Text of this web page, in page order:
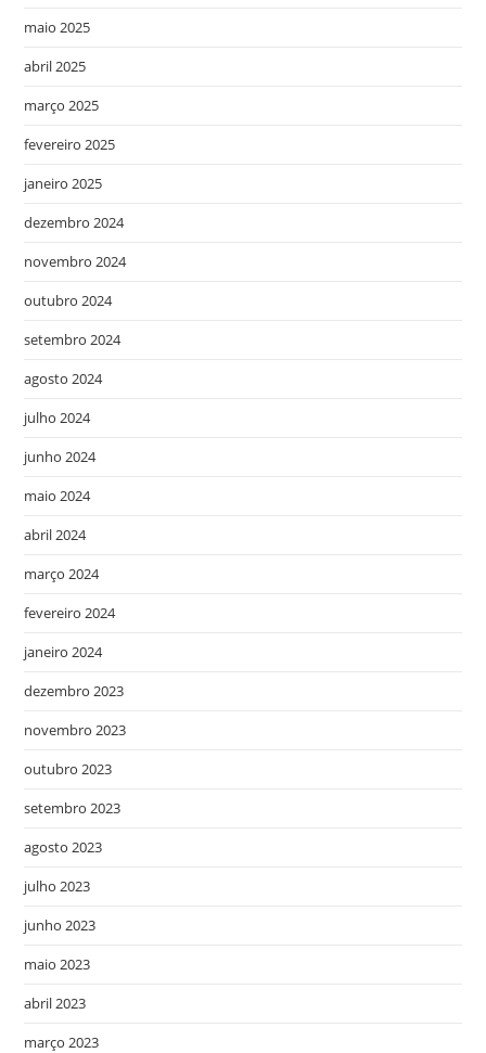
maio 2025
abril 2025
março 2025
fevereiro 2025
janeiro 2025
dezembro 2024
novembro 2024
outubro 2024
setembro 2024
agosto 2024
julho 2024
junho 2024
maio 2024
abril 2024
março 2024
fevereiro 2024
janeiro 2024
dezembro 2023
novembro 2023
outubro 2023
setembro 2023
agosto 2023
julho 2023
junho 2023
maio 2023
abril 2023
março 2023